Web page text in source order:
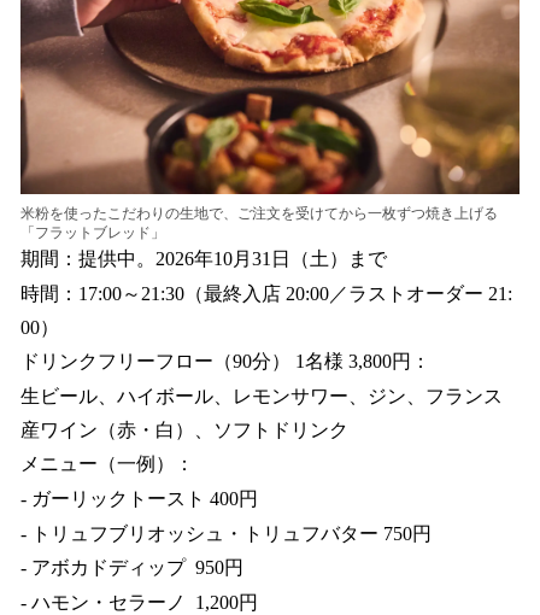
米粉を使ったこだわりの生地で、ご注文を受けてから一枚ずつ焼き上げる
「フラットブレッド」
期間：提供中。2026年10月31日（土）まで
時間：17:00～21:30（最終入店 20:00／ラストオーダー 21:
00）
ドリンクフリーフロー（90分） 1名様 3,800円：
生ビール、ハイボール、レモンサワー、ジン、フランス
産ワイン（赤・白）、ソフトドリンク
メニュー（一例）：
- ガーリックトースト 400円
- トリュフブリオッシュ・トリュフバター 750円
- アボカドディップ 950円
- ハモン・セラーノ 1,200円